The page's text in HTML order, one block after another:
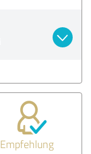
Empfehlung